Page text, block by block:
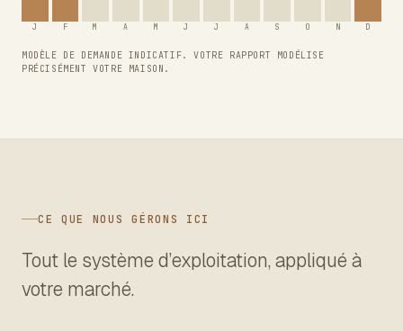
J F M A M J J A S O N D
MODÈLE DE DEMANDE INDICATIF. VOTRE RAPPORT MODÉLISE
PRÉCISÉMENT VOTRE MAISON.
CE QUE NOUS GÉRONS ICI
Tout le système d’exploitation, appliqué à
votre marché.